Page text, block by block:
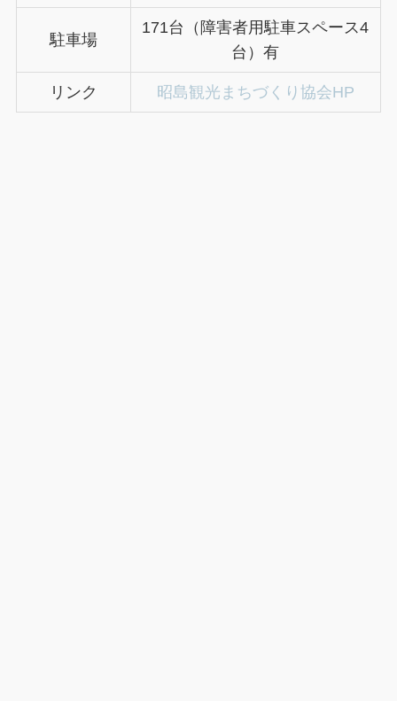
駐車場
171台（障害者用駐車スペース4
台）有
リンク 昭島観光まちづくり協会HP